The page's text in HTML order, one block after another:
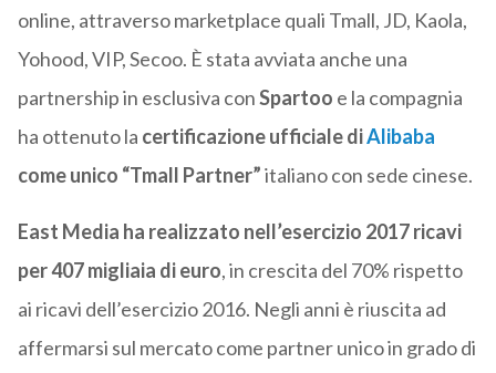
online, attraverso marketplace quali Tmall, JD, Kaola,
Yohood, VIP, Secoo. È stata avviata anche una
partnership in esclusiva conSpartoo e la compagnia
ha ottenuto la certificazione ufficiale diAlibaba
come unico “Tmall Partner”italiano con sede cinese.
East Media ha realizzato nell’esercizio 2017 ricavi
per 407 migliaia di euro, in crescita del 70% rispetto
ai ricavi dell’esercizio 2016. Negli anni è riuscita ad
affermarsi sul mercato come partner unico in grado di